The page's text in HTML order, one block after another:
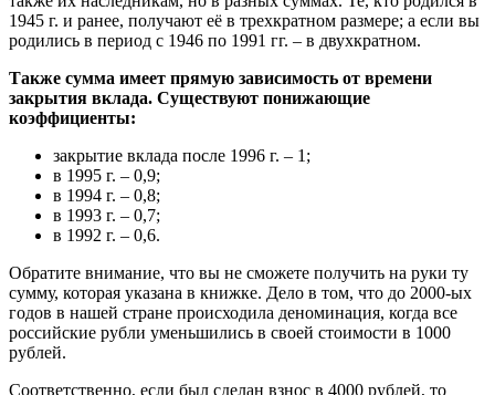
1945 г. и ранее, получают её в трехкратном размере; а если вы
родились в период с 1946 по 1991 гг. – в двухкратном.
Также сумма имеет прямую зависимость от времени
закрытия вклада. Существуют понижающие
коэффициенты:
закрытие вклада после 1996 г. – 1;
в 1995 г. – 0,9;
в 1994 г. – 0,8;
в 1993 г. – 0,7;
в 1992 г. – 0,6.
Обратите внимание, что вы не сможете получить на руки ту
сумму, которая указана в книжке. Дело в том, что до 2000-ых
годов в нашей стране происходила деноминация, когда все
российские рубли уменьшились в своей стоимости в 1000
рублей.
Соответственно, если был сделан взнос в 4000 рублей, то